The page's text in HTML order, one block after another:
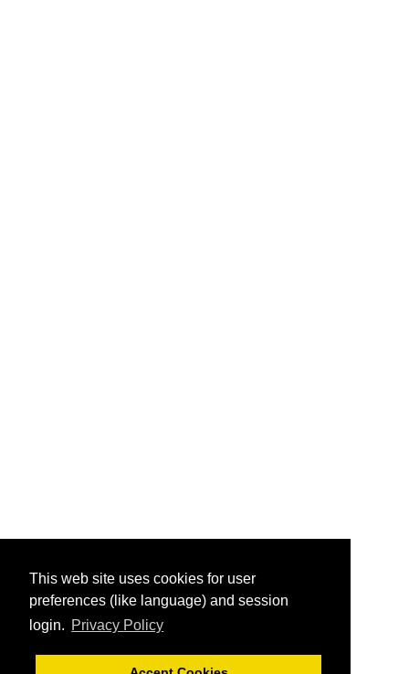
This web site uses cookies for user
preferences (like language) and session
login. Privacy Policy